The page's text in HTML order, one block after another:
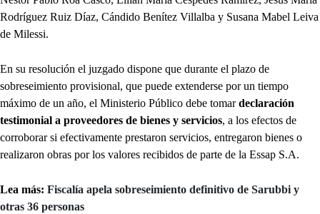
Rodríguez Ruiz Díaz, Cándido Benítez Villalba y Susana Mabel Leiva
de Milessi.
En su resolución el juzgado dispone que durante el plazo de
sobreseimiento provisional, que puede extenderse por un tiempo
máximo de un año, el Ministerio Público debe tomardeclaración
testimonial a proveedores de bienes y servicios, a los efectos de
corroborar si efectivamente prestaron servicios, entregaron bienes o
realizaron obras por los valores recibidos de parte de la Essap S.A.
Lea más: Fiscalía apela sobreseimiento definitivo de Sarubbi y
otras 36 personas